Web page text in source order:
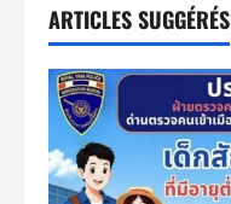
i
g
a
t
ARTICLES SUGGÉRÉS